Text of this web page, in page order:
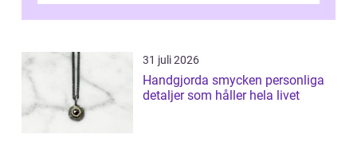
31 juli 2026
Handgjorda smycken personliga
detaljer som håller hela livet